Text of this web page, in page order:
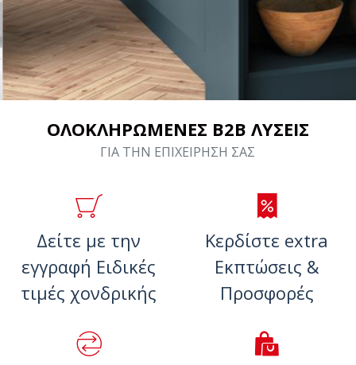
ΟΛΟΚΛΗΡΩΜΕΝΕΣ B2B ΛΥΣΕΙΣ
ΓΙΑ ΤΗΝ ΕΠΙΧΕΙΡΗΣΗ ΣΑΣ
Δείτε με την
εγγραφή Ειδικές
τιμές χονδρικής
Κερδίστε extra
Εκπτώσεις &
Προσφορές